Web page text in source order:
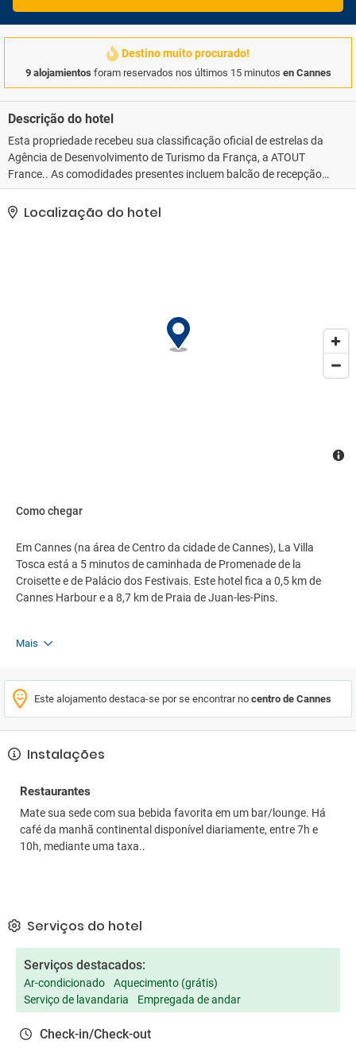
Destino muito procurado!
9 alojamientos foram reservados nos últimos 15 minutos en Cannes
Descrição do hotel
Esta propriedade recebeu sua classificação oficial de estrelas da
Agência de Desenvolvimento de Turismo da França, a ATOUT
France.. As comodidades presentes incluem balcão de recepção
24 horas, equipe multilíngue e armazenamento para bagagem..
Localização do hotel
Como chegar
Em Cannes (na área de Centro da cidade de Cannes), La Villa
Tosca está a 5 minutos de caminhada de Promenade de la
Croisette e de Palácio dos Festivais. Este hotel fica a 0,5 km de
Cannes Harbour e a 8,7 km de Praia de Juan-les-Pins.
Mais
Este alojamento destaca-se por se encontrar no centro de Cannes
Instalações
Restaurantes
Mate sua sede com sua bebida favorita em um bar/lounge. Há
café da manhã continental disponível diariamente, entre 7h e
10h, mediante uma taxa..
Serviços do hotel
Serviços destacados:
Ar-condicionado
Aquecimento (grátis)
Serviço de lavandaria
Empregada de andar
Check-in/Check-out